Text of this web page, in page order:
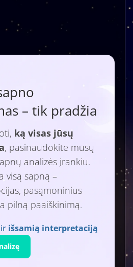
– tik pradžia
ką visas jūsų
, pasinaudokite mūsų
analizės įrankiu.
visą sapną –
pasąmoninius
pilną paaiškinimą.
išsamią interpretaciją